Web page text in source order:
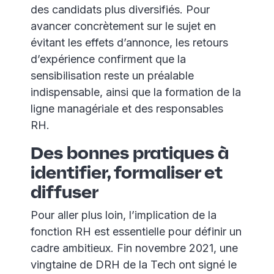
des candidats plus diversifiés. Pour
avancer concrètement sur le sujet en
évitant les effets d’annonce, les retours
d’expérience confirment que la
sensibilisation reste un préalable
indispensable, ainsi que la formation de la
ligne managériale et des responsables
RH.
Des bonnes pratiques à
identifier, formaliser et
diffuser
Pour aller plus loin, l’implication de la
fonction RH est essentielle pour définir un
cadre ambitieux. Fin novembre 2021, une
vingtaine de DRH de la Tech ont signé le